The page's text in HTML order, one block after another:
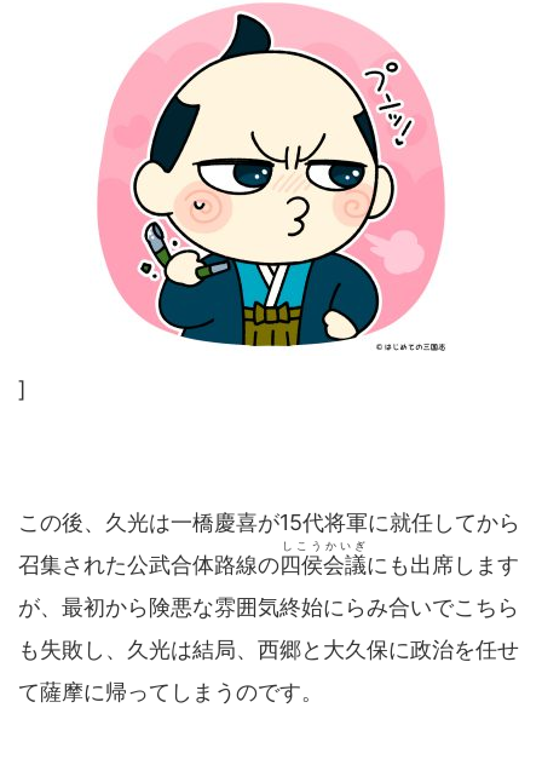
]
この後、久光は一橋慶喜が15代将軍に就任してから
召集された公武合体路線の四侯会議
しこうかいぎ
にも出席します
が、最初から険悪な雰囲気終始にらみ合いでこちら
も失敗し、久光は結局、西郷と大久保に政治を任せ
て薩摩に帰ってしまうのです。